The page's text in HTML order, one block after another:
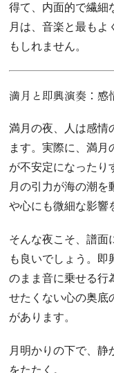
得て、内面的で繊細
月は、音楽と最もよ
もしれません。
満月と即興演奏：感
満月の夜、人は感情
ます。実際に、満月
が不安定になったり
月の引力が海の潮を
や心にも微細な影響
そんな夜こそ、譜面
も良いでしょう。即
のまま音に乗せる行
せたくない心の奥底
があります。
月明かりの下で、静
をたたく。